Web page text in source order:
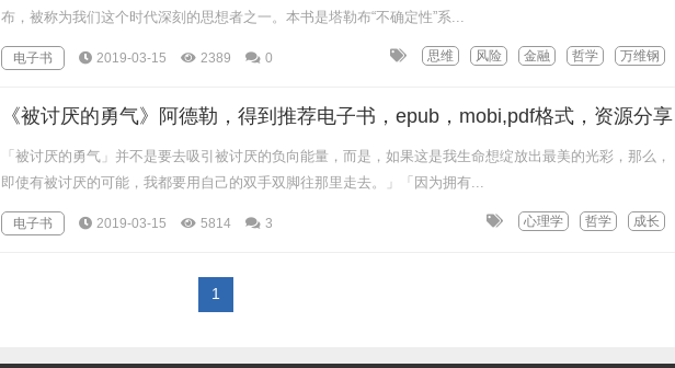
布，被称为我们这个时代深刻的思想者之一。本书是塔勒布“不确定性”系...
电子书 2019-03-15 2389 0 思维 风险 金融 哲学 万维钢
《被讨厌的勇气》阿德勒，得到推荐电子书，epub，mobi,pdf格式，资源分享
「被讨厌的勇气」并不是要去吸引被讨厌的负向能量，而是，如果这是我生命想绽放出最美的光彩，那么，
即使有被讨厌的可能，我都要用自己的双手双脚往那里走去。」「因为拥有...
电子书 2019-03-15 5814 3 心理学 哲学 成长
1